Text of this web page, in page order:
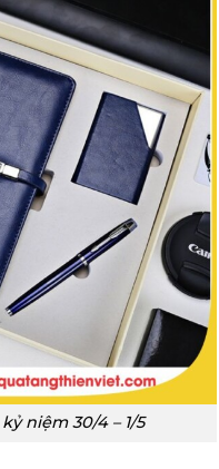
niệm 30/4 – 1/5